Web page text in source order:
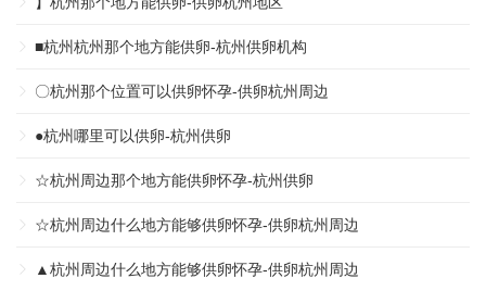
■杭州杭州那个地方能供卵-杭州供卵机构
〇杭州那个位置可以供卵怀孕-供卵杭州周边
●杭州哪里可以供卵-杭州供卵
☆杭州周边那个地方能供卵怀孕-杭州供卵
☆杭州周边什么地方能够供卵怀孕-供卵杭州周边
▲杭州周边什么地方能够供卵怀孕-供卵杭州周边